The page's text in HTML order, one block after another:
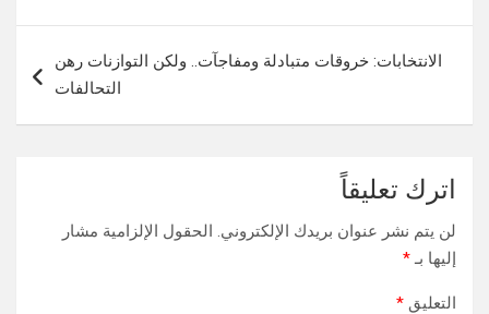
الانتخابات: خروقات متبادلة ومفاجآت.. ولكن ‏التوازنات رهن
التحالفات
اترك تعليقاً
لن يتم نشر عنوان بريدك الإلكتروني. الحقول الإلزامية مشار
إليها بـ*
التعليق *